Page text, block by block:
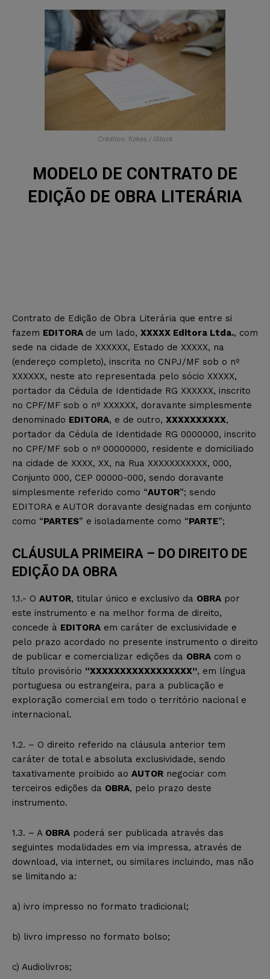
Créditos: fizkes / iStock
MODELO DE CONTRATO DE
EDIÇÃO DE OBRA LITERÁRIA
Contrato de Edição de Obra Literária que entre si
fazem EDITORA de um lado, XXXXX Editora Ltda., com
sede na cidade de XXXXXX, Estado de XXXXX, na
(endereço completo), inscrita no CNPJ/MF sob o nº
XXXXXX, neste ato representada pelo sócio XXXXX,
portador da Cédula de Identidade RG XXXXXX, inscrito
no CPF/MF sob o nº XXXXXX, doravante simplesmente
denominado EDITORA, e de outro, XXXXXXXXXX,
portador da Cédula de Identidade RG 0000000, inscrito
no CPF/MF sob o nº 00000000, residente e domiciliado
na cidade de XXXX, XX, na Rua XXXXXXXXXXX, 000,
Conjunto 000, CEP 00000-000, sendo doravante
simplesmente referido como “AUTOR”; sendo
EDITORA e AUTOR doravante designadas em conjunto
como “PARTES” e isoladamente como “PARTE”;
CLÁUSULA PRIMEIRA – DO DIREITO DE
EDIÇÃO DA OBRA
1.1.- O AUTOR, titular único e exclusivo da OBRA por
este instrumento e na melhor forma de direito,
concede à EDITORA em caráter de exclusividade e
pelo prazo acordado no presente instrumento o direito
de publicar e comercializar edições da OBRA com o
título provisório “XXXXXXXXXXXXXXXXX”, em língua
portuguesa ou estrangeira, para a publicação e
exploração comercial em todo o território nacional e
internacional.
1.2. – O direito referido na cláusula anterior tem
caráter de total e absoluta exclusividade, sendo
taxativamente proibido ao AUTOR negociar com
terceiros edições da OBRA, pelo prazo deste
instrumento.
1.3. – A OBRA poderá ser publicada através das
seguintes modalidades em via impressa, através de
download, via internet, ou similares incluindo, mas não
se limitando a:
a) ivro impresso no formato tradicional;
b) livro impresso no formato bolso;
c) Audiolivros;